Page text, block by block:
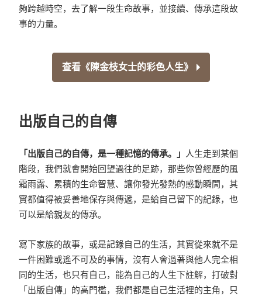
夠跨越時空，去了解一段生命故事，並接續、傳承這段故
事的力量。
查看《陳金枝女士的彩色人生》
出版自己的自傳
「出版自己的自傳，是一種記憶的傳承。」 人生走到某個
階段，我們就會開始回望過往的足跡，那些你曾經歷的風
霜雨露、累積的生命智慧、讓你發光發熱的感動瞬間，其
實都值得被妥善地保存與傳遞，是給自己留下的紀錄，也
可以是給親友的傳承。
寫下家族的故事，或是記錄自己的生活，其實從來就不是
一件困難或遙不可及的事情，沒有人會過著與他人完全相
同的生活，也只有自己，能為自己的人生下註解，打破對
「出版自傳」的高門檻，我們都是自己生活裡的主角，只